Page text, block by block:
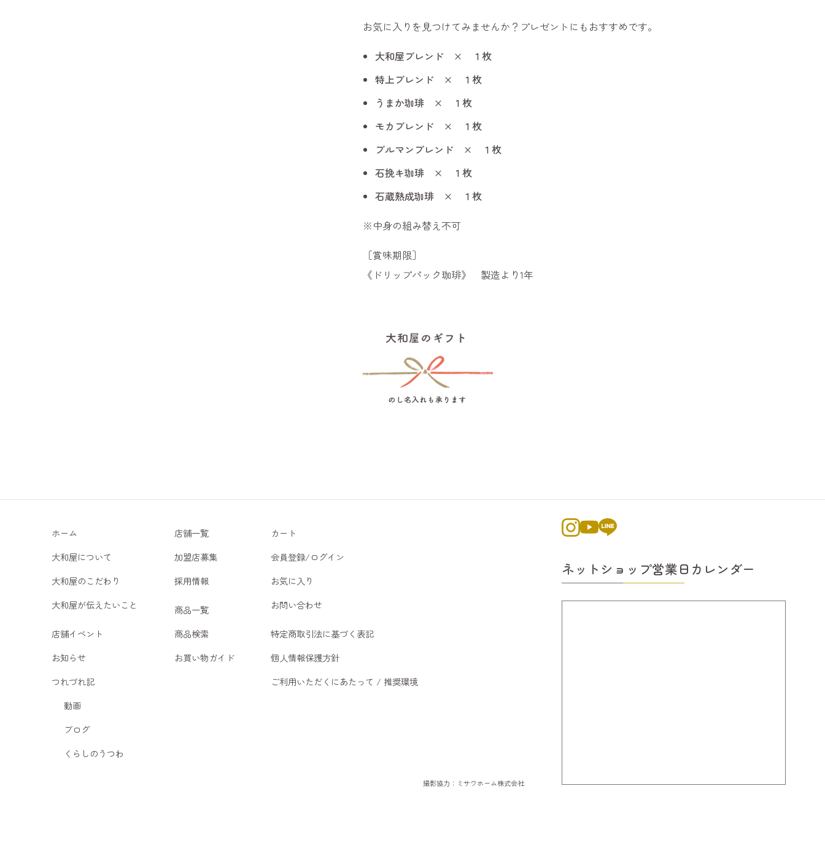
お気に入りを見つけてみませんか？プレゼントにもおすすめです。
大和屋ブレンド × １枚
特上ブレンド × １枚
うまか珈琲 × １枚
モカブレンド × １枚
ブルマンブレンド × １枚
石挽キ珈琲 × １枚
石蔵熟成珈琲 × １枚
※中身の組み替え不可
［賞味期限］
《ドリップパック珈琲》 製造より1年
ホーム
大和屋について
大和屋のこだわり
大和屋が伝えたいこと
店舗イベント
お知らせ
つれづれ記
動画
ブログ
くらしのうつわ
店舗一覧
加盟店募集
採用情報
商品一覧
商品検索
お買い物ガイド
カート
会員登録/ログイン
お気に入り
お問い合わせ
特定商取引法に基づく表記
個人情報保護方針
ご利用いただくにあたって / 推奨環境
撮影協力：ミサワホーム株式会社
ネットショップ営業日カレンダー